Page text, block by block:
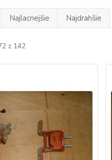
Najlacnejšie Najdrahšie
z 142